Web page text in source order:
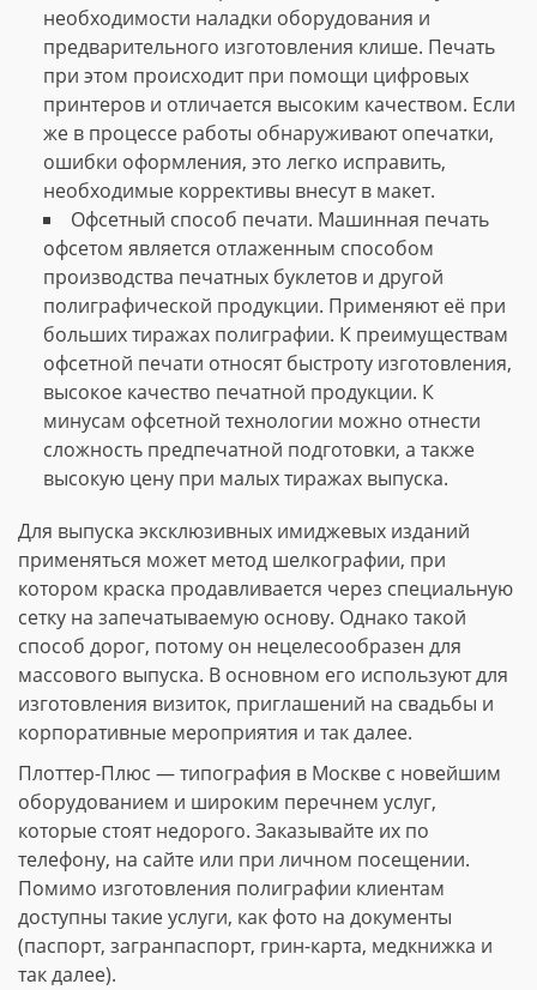
необходимости наладки оборудования и
предварительного изготовления клише. Печать
при этом происходит при помощи цифровых
принтеров и отличается высоким качеством. Если
же в процессе работы обнаруживают опечатки,
ошибки оформления, это легко исправить,
необходимые коррективы внесут в макет.
Офсетный способ печати. Машинная печать
офсетом является отлаженным способом
производства печатных буклетов и другой
полиграфической продукции. Применяют её при
больших тиражах полиграфии. К преимуществам
офсетной печати относят быстроту изготовления,
высокое качество печатной продукции. К
минусам офсетной технологии можно отнести
сложность предпечатной подготовки, а также
высокую цену при малых тиражах выпуска.
Для выпуска эксклюзивных имиджевых изданий
применяться может метод шелкографии, при
котором краска продавливается через специальную
сетку на запечатываемую основу. Однако такой
способ дорог, потому он нецелесообразен для
массового выпуска. В основном его используют для
изготовления визиток, приглашений на свадьбы и
корпоративные мероприятия и так далее.
Плоттер-Плюс — типография в Москве с новейшим
оборудованием и широким перечнем услуг,
которые стоят недорого. Заказывайте их по
телефону, на сайте или при личном посещении.
Помимо изготовления полиграфии клиентам
доступны такие услуги, как фото на документы
(паспорт, загранпаспорт, грин-карта, медкнижка и
так далее).